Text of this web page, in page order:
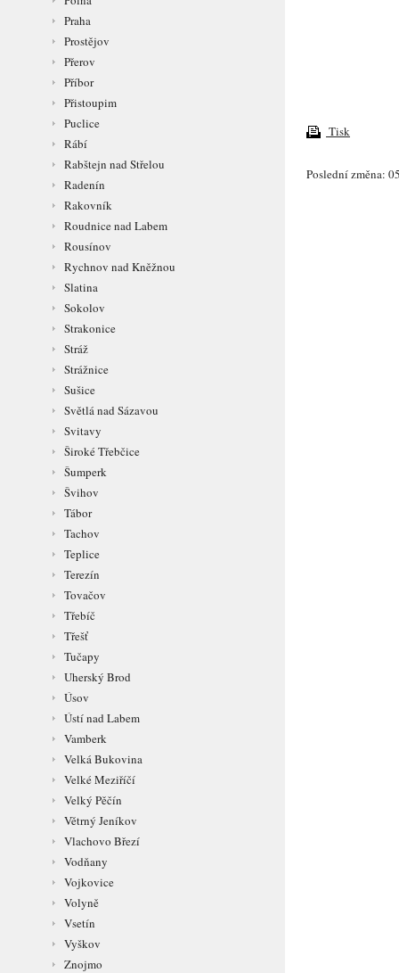
Praha
Prostějov
Přerov
Příbor
Přistoupim
Puclice
Rábí
Rabštejn nad Střelou
Radenín
Rakovník
Roudnice nad Labem
Rousínov
Rychnov nad Kněžnou
Slatina
Sokolov
Strakonice
Stráž
Strážnice
Sušice
Světlá nad Sázavou
Svitavy
Široké Třebčice
Šumperk
Švihov
Tábor
Tachov
Teplice
Terezín
Tovačov
Třebíč
Třešť
Tučapy
Uherský Brod
Úsov
Ústí nad Labem
Vamberk
Velká Bukovina
Velké Meziříčí
Velký Pěčín
Větrný Jeníkov
Vlachovo Březí
Vodňany
Vojkovice
Volyně
Vsetín
Vyškov
Znojmo
Tisk
Poslední změna: